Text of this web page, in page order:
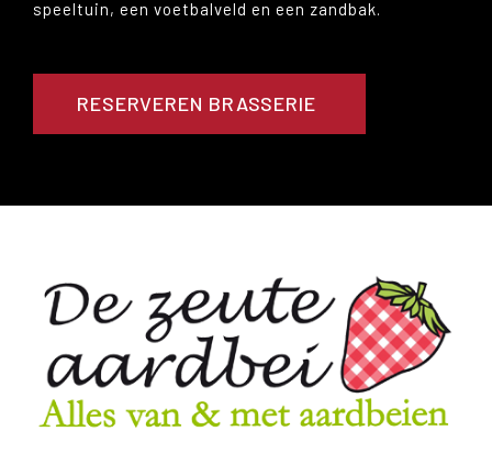
speeltuin, een voetbalveld en een zandbak.
RESERVEREN BRASSERIE